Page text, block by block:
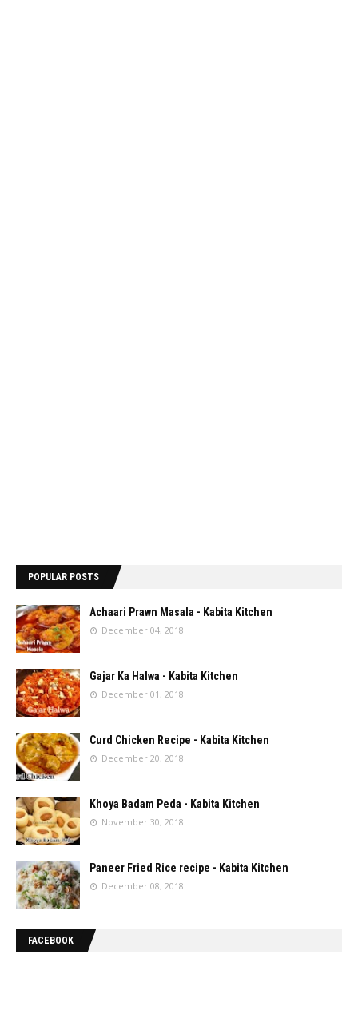
POPULAR POSTS
Achaari Prawn Masala - Kabita Kitchen
December 04, 2018
Gajar Ka Halwa - Kabita Kitchen
December 01, 2018
Curd Chicken Recipe - Kabita Kitchen
December 20, 2018
Khoya Badam Peda - Kabita Kitchen
November 30, 2018
Paneer Fried Rice recipe - Kabita Kitchen
December 08, 2018
FACEBOOK